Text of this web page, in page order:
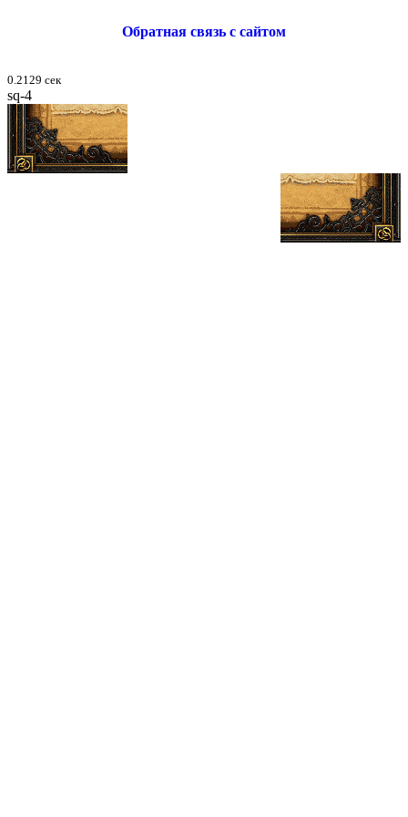
Обратная связь с сайтом
0.2129 сек
sq-4